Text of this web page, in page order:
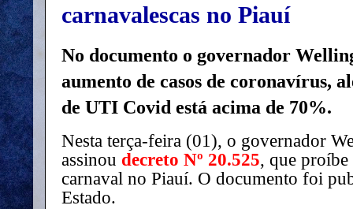
carnavalescas no Piauí
No documento o governador
aumento de casos de coronavírus,
de UTI Covid está acima de 70%.
Nesta terça-feira (01), o governador
assinou decreto Nº 20.525, que proíbe
carnaval no Piauí. O documento foi
Estado.